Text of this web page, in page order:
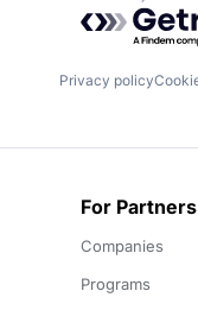
Privacy policy
For Partners
Companies
Programs